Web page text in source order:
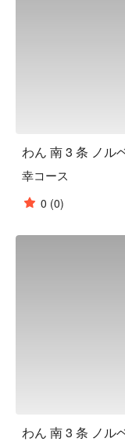
ダです。野菜を先
かにし、急激な血
きます。おかわり
陶器のビール ：く
わん 南 3 条 ノル
幸コース
0 (0)
わん 南 3 条 ノル